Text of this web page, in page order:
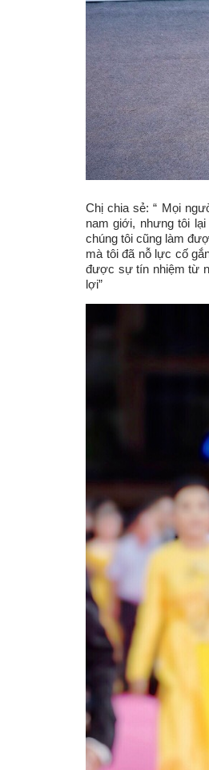
Chị chia sẻ: “ Mọi
nam giới, nhưng tôi
chúng tôi cũng làm
mà tôi đã nỗ lực cố
được sự tín nhiệm từ
lợi”